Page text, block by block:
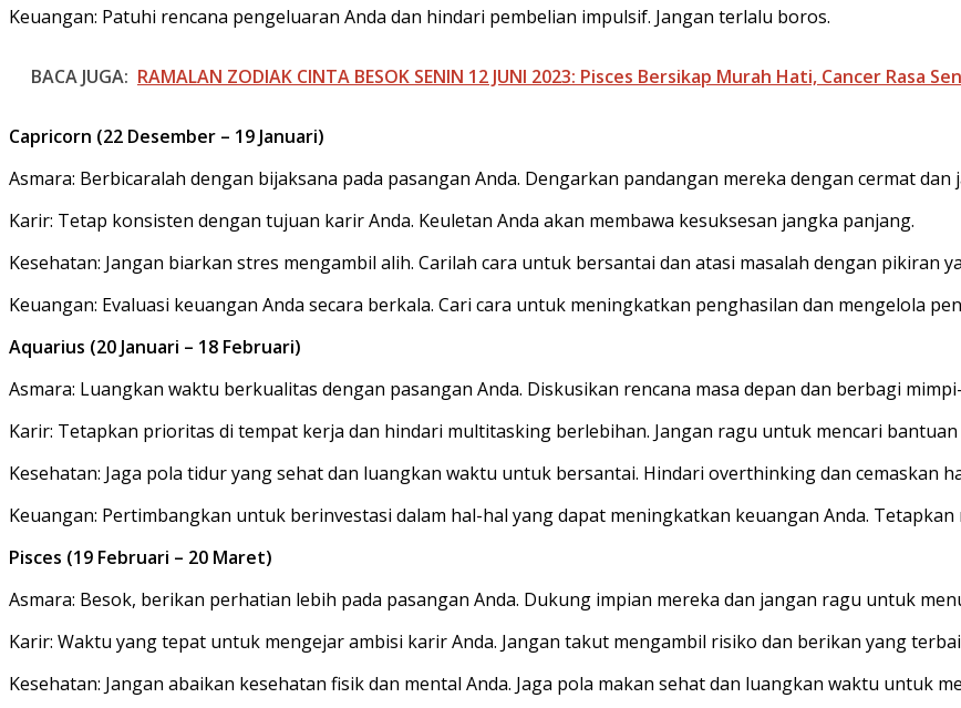
Keuangan: Patuhi rencana pengeluaran Anda dan hindari pembelian impulsif. Jangan terlalu boros.
BACA JUGA: RAMALAN ZODIAK CINTA BESOK SENIN 12 JUNI 2023: Pisces Bersikap Murah Hati, Cancer Rasa
Capricorn (22 Desember – 19 Januari)
Asmara: Berbicaralah dengan bijaksana pada pasangan Anda. Dengarkan pandangan mereka dengan cermat
Karir: Tetap konsisten dengan tujuan karir Anda. Keuletan Anda akan membawa kesuksesan jangka panjang.
Kesehatan: Jangan biarkan stres mengambil alih. Carilah cara untuk bersantai dan atasi masalah dengan pikiran
Keuangan: Evaluasi keuangan Anda secara berkala. Cari cara untuk meningkatkan penghasilan dan mengelola
Aquarius (20 Januari – 18 Februari)
Asmara: Luangkan waktu berkualitas dengan pasangan Anda. Diskusikan rencana masa depan dan berbagi
Karir: Tetapkan prioritas di tempat kerja dan hindari multitasking berlebihan. Jangan ragu untuk mencari
Kesehatan: Jaga pola tidur yang sehat dan luangkan waktu untuk bersantai. Hindari overthinking dan cemaskan
Keuangan: Pertimbangkan untuk berinvestasi dalam hal-hal yang dapat meningkatkan keuangan Anda.
Pisces (19 Februari – 20 Maret)
Asmara: Besok, berikan perhatian lebih pada pasangan Anda. Dukung impian mereka dan jangan ragu untuk
Karir: Waktu yang tepat untuk mengejar ambisi karir Anda. Jangan takut mengambil risiko dan berikan yang
Kesehatan: Jangan abaikan kesehatan fisik dan mental Anda. Jaga pola makan sehat dan luangkan waktu untuk